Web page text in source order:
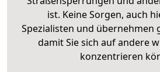
ist. Keine Sorgen, auch
Spezialisten und übernehmen
damit Sie sich auf andere
konzentrieren